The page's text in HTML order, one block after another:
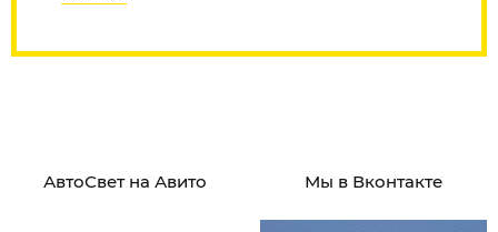
АвтоСвет на Авито Мы в Вконтакте